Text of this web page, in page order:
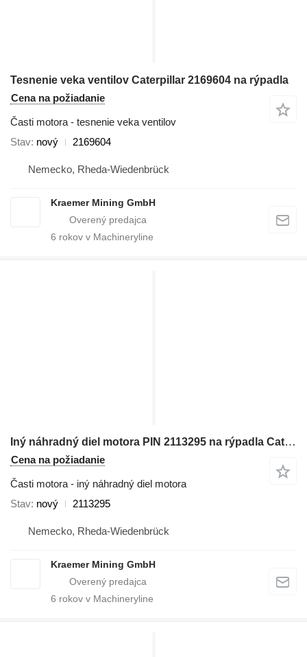
Tesnenie veka ventilov Caterpillar 2169604 na rýpadla
Cena na požiadanie
Časti motora - tesnenie veka ventilov
Stav nový 2169604
Nemecko, Rheda-Wiedenbrück
Kraemer Mining GmbH
6 rokov v Machineryline
Iný náhradný diel motora PIN 2113295 na rýpadla Caterpillar
Cena na požiadanie
Časti motora - iný náhradný diel motora
Stav nový 2113295
Nemecko, Rheda-Wiedenbrück
Kraemer Mining GmbH
6 rokov v Machineryline